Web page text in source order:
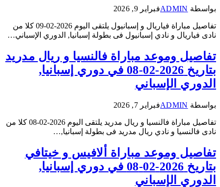
بواسطة ADMINفبراير 9, 2026
تفاصيل مباراة فياريال و إسبانيول يلتقى اليوم 2026-02-09 كلا من
نادى فياريال و نادي إسبانيول فى بطولة إسبانيا, الدوري الإسباني…
تفاصيل وموعد مباراة فالنسيا و ريال مدريد
بتاريخ 2026-02-08 في دوري إسبانيا,
الدوري الإسباني
بواسطة ADMINفبراير 7, 2026
تفاصيل مباراة فالنسيا و ريال مدريد يلتقى اليوم 2026-02-08 كلا من
نادى فالنسيا و نادي ريال مدريد فى بطولة إسبانيا,…
تفاصيل وموعد مباراة ألافيس و خيتافي
بتاريخ 2026-02-08 في دوري إسبانيا,
الدوري الإسباني